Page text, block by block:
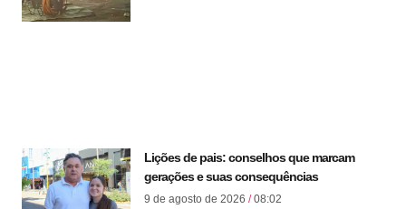
Lições de pais: conselhos que marcam
gerações e suas consequências
9 de agosto de 2026 08:02